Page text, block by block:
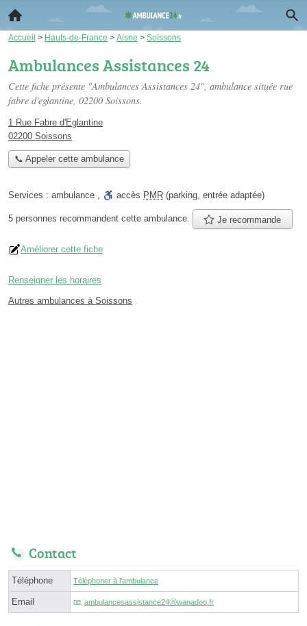
Accueil > Hauts-de-France > Aisne > Soissons
Ambulances Assistances 24
Cette fiche présente "Ambulances Assistances 24", ambulance située rue
fabre d'eglantine, 02200 Soissons.
1 Rue Fabre d'Eglantine
02200 Soissons
📞 Appeler cette ambulance
Services : ambulance , accès PMR (parking, entrée adaptée)
5 personnes recommandent cette ambulance. Je recommande
Améliorer cette fiche
Renseigner les horaires
Autres ambulances à Soissons
Contact
Téléphone Téléphoner à l'ambulance
Email ambulancesassistance24ⓐwanadoo.fr